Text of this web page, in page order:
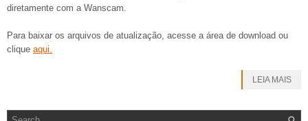
diretamente com a Wanscam.
Para baixar os arquivos de atualização, acesse a área de download ou
clique aqui.
LEIA MAIS